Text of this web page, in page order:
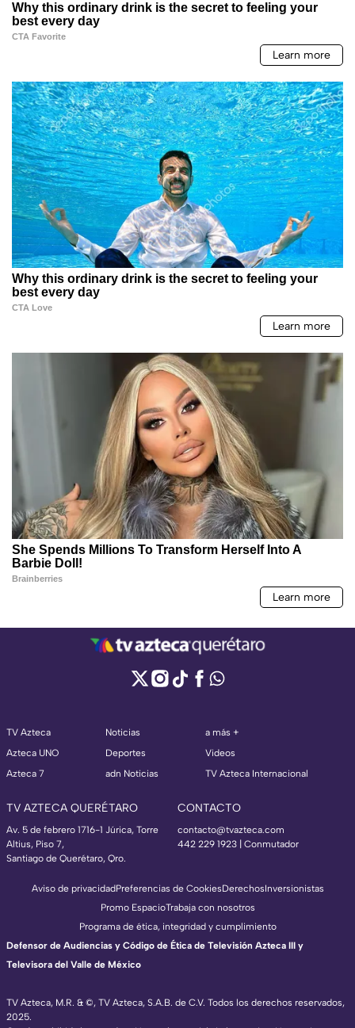
TV Azteca
Azteca UNO
Azteca 7
Noticias
Deportes
adn Noticias
a más +
Videos
TV Azteca Internacional
TV AZTECA QUERÉTARO
Av. 5 de febrero 1716-1 Júrica, Torre
Altius, Piso 7,
Santiago de Querétaro, Qro.
CONTACTO
contacto@tvazteca.com
442 229 1923 | Conmutador
TV Azteca, M.R. & ©, TV Azteca, S.A.B. de C.V. Todos los derechos reservados,
2025.
Aviso de privacidadPreferencias de CookiesDerechosInversionistas
Promo EspacioTrabaja con nosotros
Programa de ética, integridad y cumplimiento
Defensor de Audiencias y Código de Ética de Televisión Azteca III y
Televisora del Valle de México